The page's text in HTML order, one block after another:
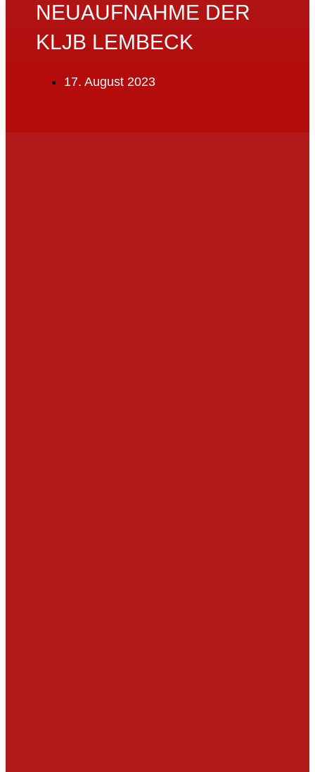
NEUAUFNAHME DER
KLJB LEMBECK
17. August 2023